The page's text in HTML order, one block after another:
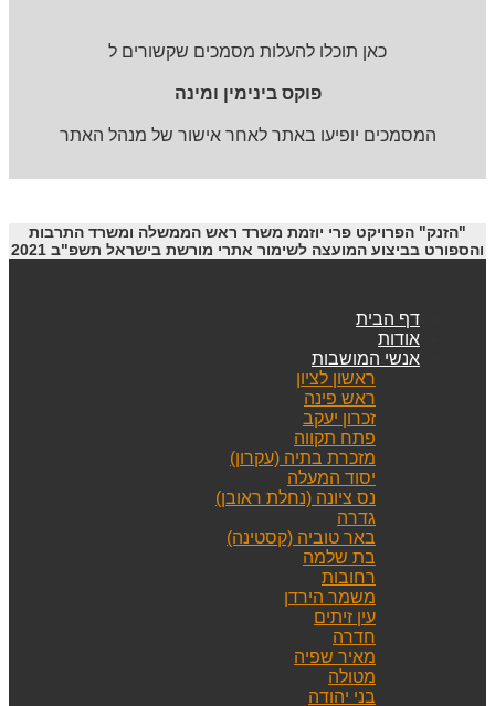
כאן תוכלו להעלות מסמכים שקשורים ל
פוקס בינימין ומינה
המסמכים יופיעו באתר לאחר אישור של מנהל האתר
"הזנק" הפרויקט פרי יוזמת משרד ראש הממשלה ומשרד התרבות
והספורט בביצוע המועצה לשימור אתרי מורשת בישראל תשפ"ב 2021
דף הבית
אודות
אנשי המושבות
ראשון לציון
ראש פינה
זכרון יעקב
פתח תקווה
מזכרת בתיה (עקרון)
יסוד המעלה
נס ציונה (נחלת ראובן)
גדרה
באר טוביה (קסטינה)
בת שלמה
רחובות
משמר הירדן
עין זיתים
חדרה
מאיר שפיה
מטולה
בני יהודה